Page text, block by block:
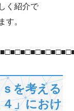
く紹介で
す。
ｓを考える
」におけ